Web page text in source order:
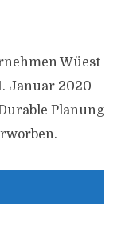
Wüest
Januar 2020
Planung